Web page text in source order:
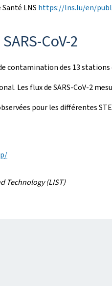
LNS https://lns.lu/en/
CoV-2
contamination des 13
Les flux de SARS-CoV-2
pour les différentes
Technology (LIST)